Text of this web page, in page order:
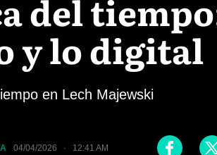
del
y lo digital
en Lech Majewski
04/04/2026 · 12:41 AM